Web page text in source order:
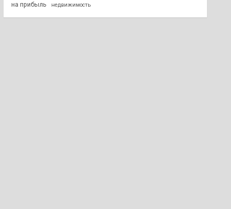
на прибыль
недвижимость